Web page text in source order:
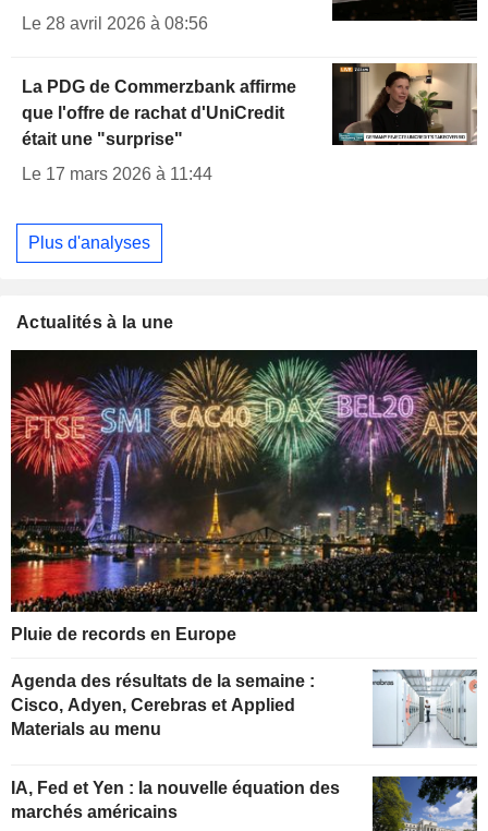
Le 28 avril 2026 à 08:56
La PDG de Commerzbank affirme
que l'offre de rachat d'UniCredit
était une "surprise"
Le 17 mars 2026 à 11:44
Plus d'analyses
Actualités à la une
Pluie de records en Europe
Agenda des résultats de la semaine :
Cisco, Adyen, Cerebras et Applied
Materials au menu
IA, Fed et Yen : la nouvelle équation des
marchés américains